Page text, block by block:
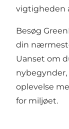
vigtigheden
Besøg
din
Uanset om
nybegynder,
oplevelse
for miljøet.